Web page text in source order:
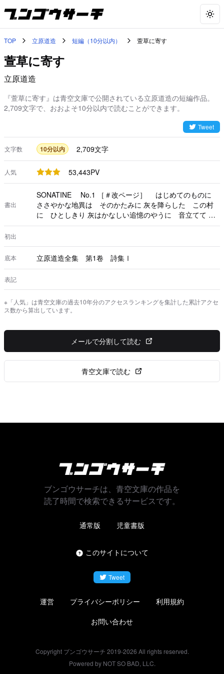
TOP 立原道造 短編（10分以内） 萱草に寄す
萱草に寄す
立原道造
『萱草に寄す』は青空文庫で公開されている立原道造の短編作品。
2,709文字で、おおよそ10分以内で読むことができます。
Tweet
文字数 10分以内 2,709文字
人気 53,443PV
書出
SONATINE No.1 ［＃改ページ］ はじめてのものに
ささやかな地異は そのかたみに 灰を降らした この村
に ひとしきり 灰はかなしい追憶のやうに 音立てて 樹
木の梢に 家々の屋根に 降りしきつた その夜 月は明
らは山の姿が見えた） 部屋の隅々に 峡谷のやうに 光
と よくひびく笑ひ声が溢れてゐた ――人の心を知ること
は……
初出
底本 立原道造全集 第1卷 詩集Ⅰ
表記
※「人気」は青空文庫の過去10年分のアクセスランキングを集計した累計アクセ
ス数から算出しています。
メールで分割して読む
青空文庫で読む
ブンゴウサーチは、青空文庫の作品を
読了時間で検索できるサービスです。
通常版 児童書版
このサイトについて
Tweet
運営 プライバシーポリシー
利用規約
お問い合わせ
Copyright ブンゴウサーチ 2019-2026 All rights reserved.
Powered by NOT SO BAD, LLC.